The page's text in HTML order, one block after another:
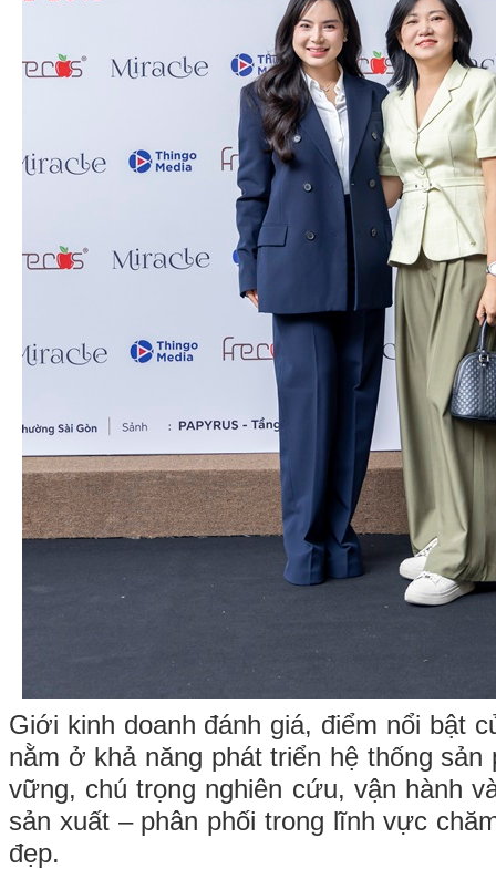
Giới kinh doanh đánh giá, điểm nổi bật
nằm ở khả năng phát triển hệ thống
vững, chú trọng nghiên cứu, vận hành
sản xuất – phân phối trong lĩnh vực
đẹp.